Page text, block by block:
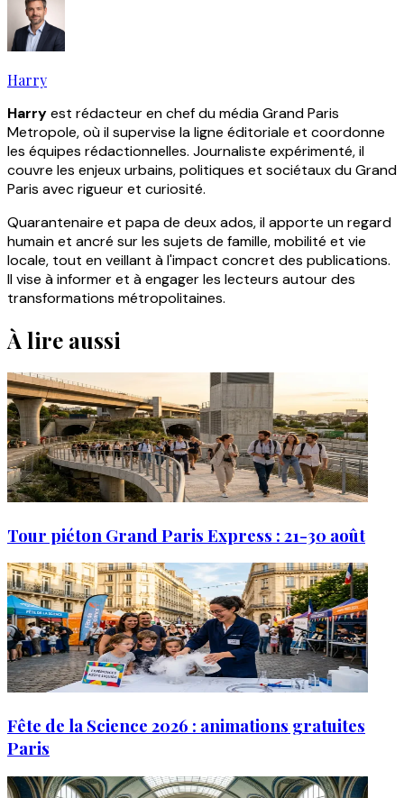
Harry
Harryest rédacteur en chef du média Grand Paris
Metropole, où il supervise la ligne éditoriale et coordonne
les équipes rédactionnelles. Journaliste expérimenté, il
couvre les enjeux urbains, politiques et sociétaux du Grand
Paris avec rigueur et curiosité.
Quarantenaire et papa de deux ados, il apporte un regard
humain et ancré sur les sujets de famille, mobilité et vie
locale, tout en veillant à l'impact concret des publications.
Il vise à informer et à engager les lecteurs autour des
transformations métropolitaines.
À lire aussi
Tour piéton Grand Paris Express : 21-30 août
Fête de la Science 2026 : animations gratuites
Paris